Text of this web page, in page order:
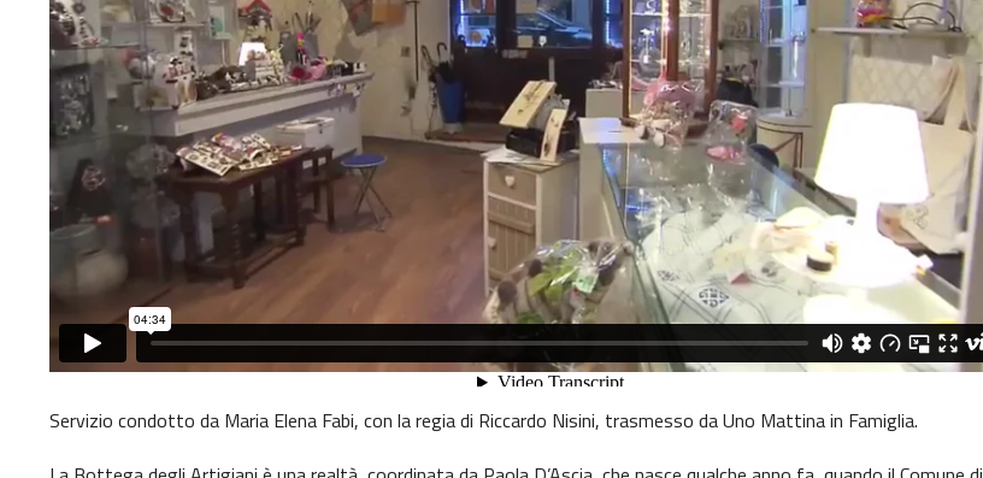
Servizio condotto da Maria Elena Fabi, con la regia di Riccardo Nisini, trasmesso da Uno Mattina in Famiglia.